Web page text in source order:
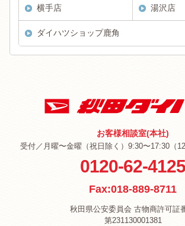
横手店 湯沢店
ダイハツショップ鹿角
お客様相談室(本社)
受付／月曜〜金曜（祝日除く）9:30〜17:30（
0120-62-4125
Fax:018-889-8711
秋田県公安委員会 古物商許可証
第231130001381